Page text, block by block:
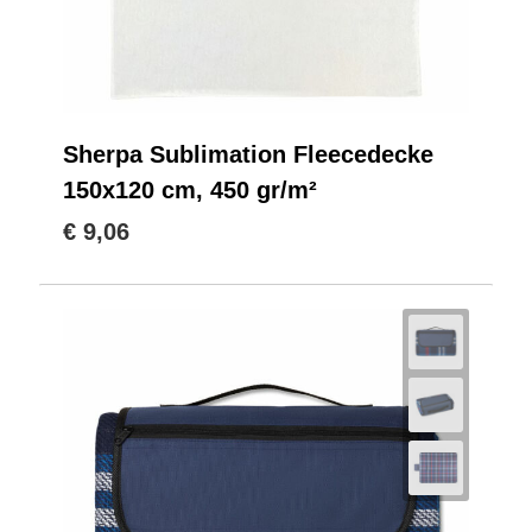
Sherpa Sublimation Fleecedecke
150x120 cm, 450 gr/m²
€ 9,06